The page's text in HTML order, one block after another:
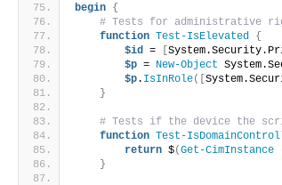
begin {
# Tests for administrative
function Test-IsElevated
{
$id
= [
$p = New-Object
$p. IsInRole([
}
# Tests if the device the
function Test-
return $(Get-CimInstance
}